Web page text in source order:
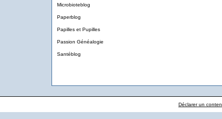
Microbioteblog
Paperblog
Papilles et Pupilles
Passion Généalogie
Santéblog
Déclarer un